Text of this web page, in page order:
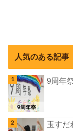
人気のある記事
9周年
玉すだ